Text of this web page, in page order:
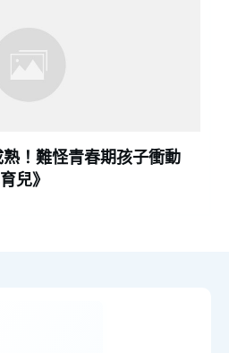
熟！難怪青春期孩子衝動
兒》